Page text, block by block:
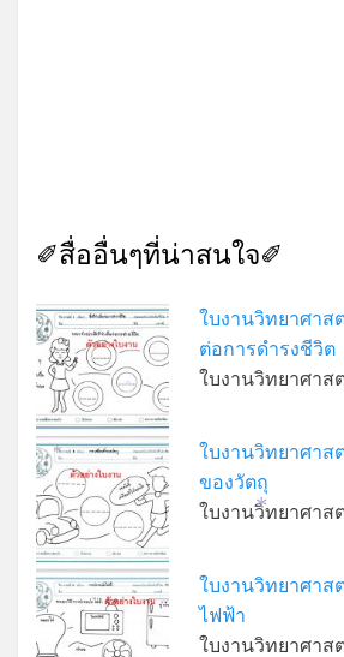
✐สื่ออื่นๆที่น่าสนใจ✐
ใบงานวิทยาศาส
ต่อการดำรงชีวิต
ใบงานวิทยาศาส
ใบงานวิทยาศาส
ของวัตถุ
ใบงานวิทยาศาส
ใบงานวิทยาศาส
ไฟฟ้า
ใบงานวิทยาศาส
*
*